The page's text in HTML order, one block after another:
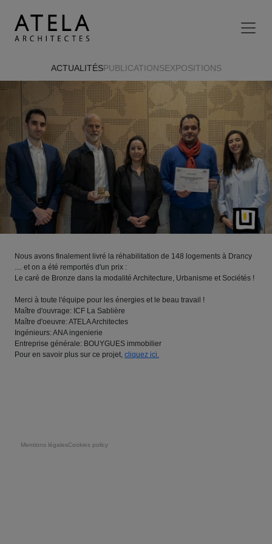
ACTUALITÉSPUBLICATIONSEXPOSITIONS
Nous avons finalement livré la réhabilitation de 148 logements à Drancy
.... et on a été remportés d'un prix :
Le caré de Bronze dans la modalité Architecture, Urbanisme et Sociétés !
Merci à toute l'équipe pour les énergies et le beau travail !
Maître d'ouvrage: ICF La Sablière
Maître d'oeuvre: ATELA Architectes
Ingénieurs: ANA ingenierie
Entreprise générale: BOUYGUES immobilier
Pour en savoir plus sur ce projet, cliquez ici.
Pie de página
Mentions légalesCookies policy